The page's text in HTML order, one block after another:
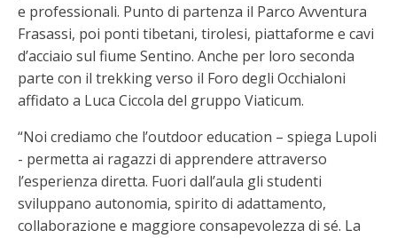
e professionali. Punto di partenza il Parco Avventura
Frasassi, poi ponti tibetani, tirolesi, piattaforme e cavi
d’acciaio sul fiume Sentino. Anche per loro seconda
parte con il trekking verso il Foro degli Occhialoni
affidato a Luca Ciccola del gruppo Viaticum.
“Noi crediamo che l’outdoor education – spiega Lupoli
- permetta ai ragazzi di apprendere attraverso
l’esperienza diretta. Fuori dall’aula gli studenti
sviluppano autonomia, spirito di adattamento,
collaborazione e maggiore consapevolezza di sé. La